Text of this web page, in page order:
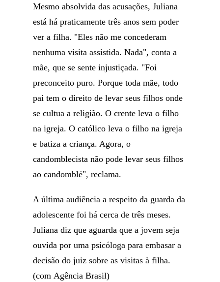
Mesmo absolvida das acusações, Juliana
está há praticamente três anos sem poder
ver a filha. "Eles não me concederam
nenhuma visita assistida. Nada", conta a
mãe, que se sente injustiçada. "Foi
preconceito puro. Porque toda mãe, todo
pai tem o direito de levar seus filhos onde
se cultua a religião. O crente leva o filho
na igreja. O católico leva o filho na igreja
e batiza a criança. Agora, o
candomblecista não pode levar seus filhos
ao candomblé", reclama.
A última audiência a respeito da guarda da
adolescente foi há cerca de três meses.
Juliana diz que aguarda que a jovem seja
ouvida por uma psicóloga para embasar a
decisão do juiz sobre as visitas à filha.
(com Agência Brasil)